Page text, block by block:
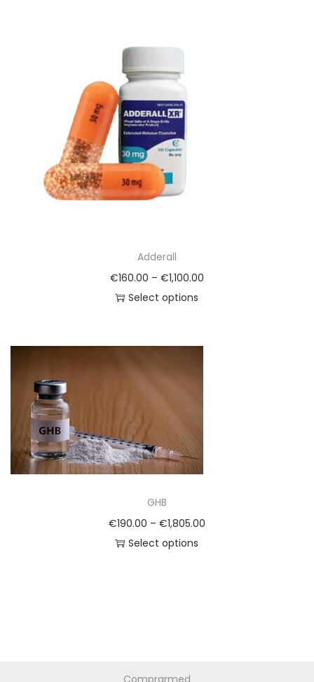
Adderall
€160.00 – €1,100.00
Select options
GHB
€190.00 – €1,805.00
Select options
Comprarmed